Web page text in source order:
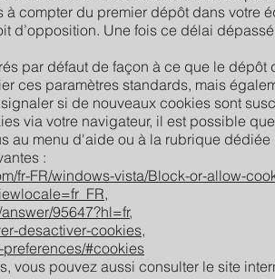
compter du premier dépôt dans votre
d’opposition. Une fois ce délai
par défaut de façon à ce que le dépôt
ces paramètres standards, mais
si de nouveaux cookies sont
via votre navigateur, il est possible
au menu d'aide ou à la rubrique
:
fr-FR/windows-vista/Block-or-allow-
,
95647?hl=fr,
desactiver-cookies,
#cookies
vous pouvez aussi consulter le site